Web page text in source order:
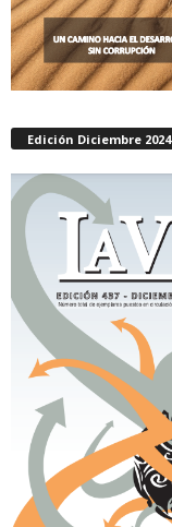
Edición Diciembre 2024